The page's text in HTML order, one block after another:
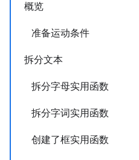
概览
准备运动条件
拆分文本
拆分字母实用函数
拆分字词实用函数
创建了框实用函数